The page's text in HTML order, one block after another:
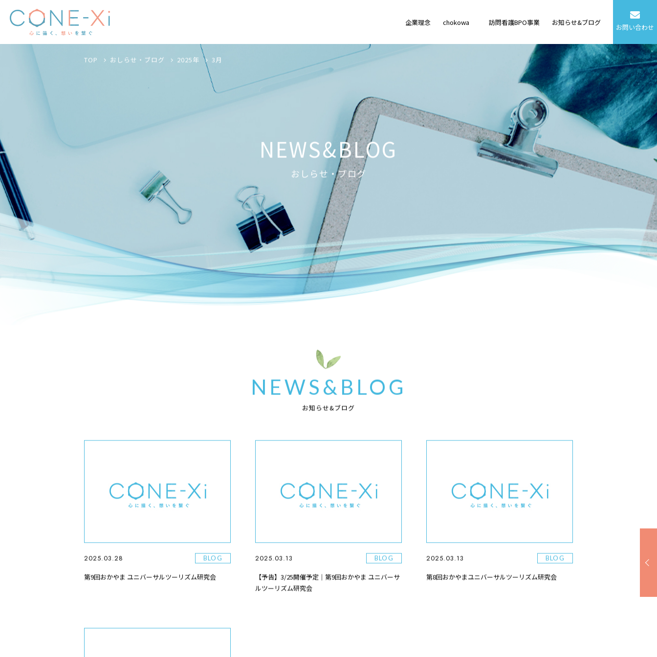
企業理念 chokowa 訪問看護BPO事業 お知らせ&ブログ
お問い合わせ
TOP おしらせ・ブログ 2025年 3月
NEWS&BLOG
おしらせ・ブログ
NEWS&BLOG
お知らせ&ブログ
2025.03.28 BLOG
第9回おかやま ユニバーサルツーリズム研究会
2025.03.13 BLOG
【予告】3/25開催予定｜第9回おかやま ユニバーサ
ルツーリズム研究会
2025.03.13 BLOG
第8回おかやまユニバーサルツーリズム研究会